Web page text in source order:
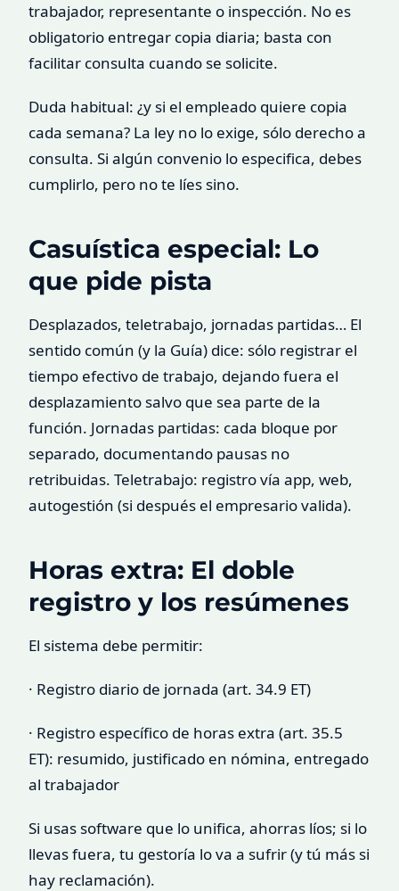
trabajador, representante o inspección. No es
obligatorio entregar copia diaria; basta con
facilitar consulta cuando se solicite.
Duda habitual: ¿y si el empleado quiere copia
cada semana? La ley no lo exige, sólo derecho a
consulta. Si algún convenio lo especifica, debes
cumplirlo, pero no te líes sino.
Casuística especial: Lo
que pide pista
Desplazados, teletrabajo, jornadas partidas… El
sentido común (y la Guía) dice: sólo registrar el
tiempo efectivo de trabajo, dejando fuera el
desplazamiento salvo que sea parte de la
función. Jornadas partidas: cada bloque por
separado, documentando pausas no
retribuidas. Teletrabajo: registro vía app, web,
autogestión (si después el empresario valida).
Horas extra: El doble
registro y los resúmenes
El sistema debe permitir:
· Registro diario de jornada (art. 34.9 ET)
· Registro específico de horas extra (art. 35.5
ET): resumido, justificado en nómina, entregado
al trabajador
Si usas software que lo unifica, ahorras líos; si lo
llevas fuera, tu gestoría lo va a sufrir (y tú más si
hay reclamación).